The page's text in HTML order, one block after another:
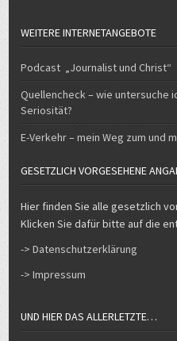
WEITERE INTERNETANGEBOTE
Podcast „Journalist und Christ“
Quellencheck – wie untersuche
Seriosität?
E-Verkehr – mein Weg zum und
GESETZLICH VORGESEHENE
Hier finden Sie alle gesetzlich
Klicken Sie dafür bitte auf die
-> Datenschutzerklärung
-> Impressum
UND HIER DAS ALLERLETZTE…